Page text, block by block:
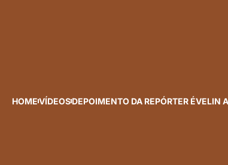
HOMEVÍDEOSDEPOIMENTO DA REPÓRTER ÉVELIN